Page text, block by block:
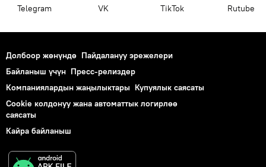
Telegram VK ТikТоk Rutube
Долбоор жөнүндө Пайдалануу эрежелери
Байланыш үчүн Пресс-релиздер
Компаниялардын жаңылыктары Купуялык саясаты
Cookie колдонуу жана автоматтык логирлөө
саясаты
Кайра байланыш